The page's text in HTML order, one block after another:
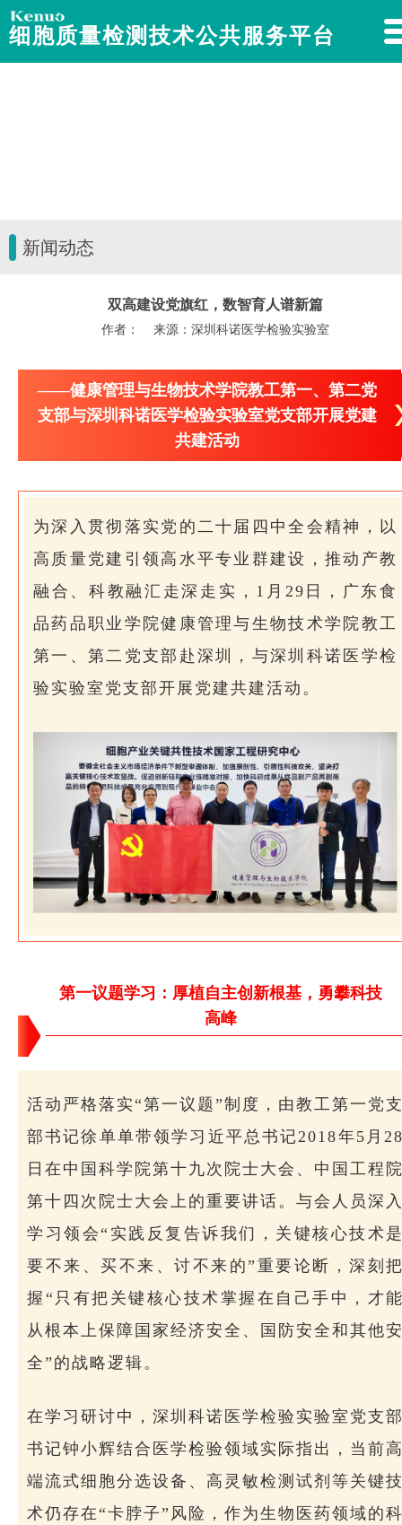
细胞质量检测技术公共服务平台
新闻动态
双高建设党旗红，数智育人谱新篇
作者： 来源：深圳科诺医学检验实验室
——健康管理与生物技术学院教工第一、第二党
支部与深圳科诺医学检验实验室党支部开展党建
共建活动
为深入贯彻落实党的二十届四中全会精神，以
高质量党建引领高水平专业群建设，推动产教
融合、科教融汇走深走实，1月29日，广东食
品药品职业学院健康管理与生物技术学院教工
第一、第二党支部赴深圳，与深圳科诺医学检
验实验室党支部开展党建共建活动。
第一议题学习：厚植自主创新根基，勇攀科技
高峰
活动严格落实“第一议题”制度，由教工第一党
部书记徐单单带领学习近平总书记2018年5月
日在中国科学院第十九次院士大会、中国工程
第十四次院士大会上的重要讲话。与会人员深
学习领会“实践反复告诉我们，关键核心技术
要不来、买不来、讨不来的”重要论断，深刻
握“只有把关键核心技术掌握在自己手中，才
从根本上保障国家经济安全、国防安全和其他
全”的战略逻辑。
在学习研讨中，深圳科诺医学检验实验室党支
书记钟小辉结合医学检验领域实际指出，当前
端流式细胞分选设备、高灵敏检测试剂等关键
术仍存在“卡脖子”风险，作为生物医药领域的